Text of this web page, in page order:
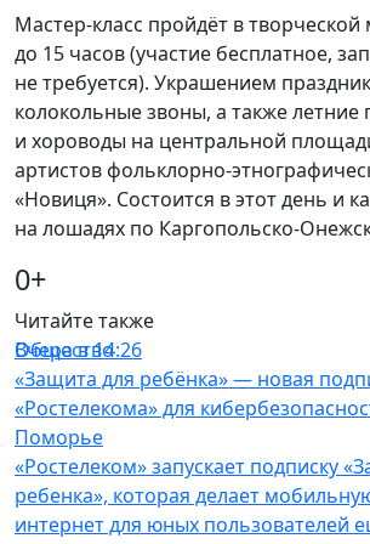
Мастер-класс пройдёт в творческой
до 15 часов (участие бесплатное,
не требуется). Украшением
колокольные звоны, а также летние
и хороводы на центральной
артистов фольклорно-
«Новиця». Состоится в этот день и
на лошадях по Каргопольско-
0+
Читайте также
Общество
Вчера в 14:26
«Защита для ребёнка» — новая
«Ростелекома» для
Поморье
«Ростелеком» запускает подписку
ребенка», которая делает
интернет для юных пользователей